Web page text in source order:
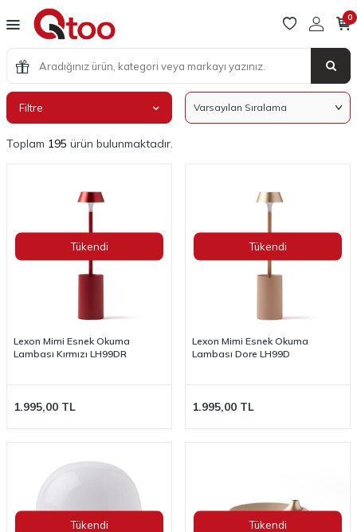
0
Filtre
Toplam 195 ürün bulunmaktadır.
Tükendi
Lexon Mimi Esnek Okuma
Lambası Kırmızı LH99DR
1.995,00 TL
Tükendi
Lexon Mimi Esnek Okuma
Lambası Dore LH99D
1.995,00 TL
Tükendi Tükendi